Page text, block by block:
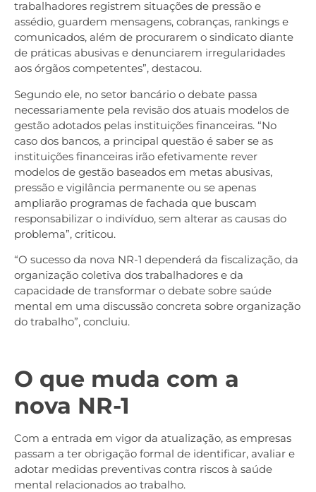
trabalhadores registrem situações de pressão e
assédio, guardem mensagens, cobranças, rankings e
comunicados, além de procurarem o sindicato diante
de práticas abusivas e denunciarem irregularidades
aos órgãos competentes”, destacou.
Segundo ele, no setor bancário o debate passa
necessariamente pela revisão dos atuais modelos de
gestão adotados pelas instituições financeiras. “No
caso dos bancos, a principal questão é saber se as
instituições financeiras irão efetivamente rever
modelos de gestão baseados em metas abusivas,
pressão e vigilância permanente ou se apenas
ampliarão programas de fachada que buscam
responsabilizar o indivíduo, sem alterar as causas do
problema”, criticou.
“O sucesso da nova NR-1 dependerá da fiscalização, da
organização coletiva dos trabalhadores e da
capacidade de transformar o debate sobre saúde
mental em uma discussão concreta sobre organização
do trabalho”, concluiu.
O que muda com a
nova NR-1
Com a entrada em vigor da atualização, as empresas
passam a ter obrigação formal de identificar, avaliar e
adotar medidas preventivas contra riscos à saúde
mental relacionados ao trabalho.